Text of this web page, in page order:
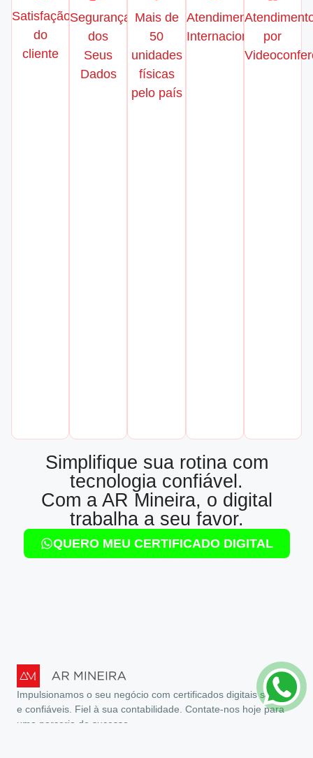
Satisfação
do
cliente
Segurança
dos
Seus
Dados
Mais de
50
unidades
físicas
pelo país
Atendimento
Internacional
por
Simplifique sua rotina com
tecnologia confiável.
Com a AR Mineira, o digital
trabalha a seu favor.
QUERO MEU CERTIFICADO DIGITAL
Impulsionamos o seu negócio com certificados digitais seguros
e confiáveis. Fiel à sua contabilidade. Contate-nos hoje para
uma parceria de sucesso.